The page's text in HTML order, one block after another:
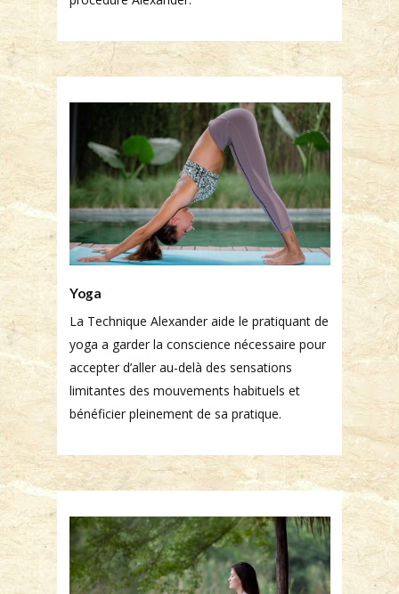
Yoga
La Technique Alexander aide le pratiquant de
yoga a garder la conscience nécessaire pour
accepter d’aller au-delà des sensations
limitantes des mouvements habituels et
bénéficier pleinement de sa pratique.